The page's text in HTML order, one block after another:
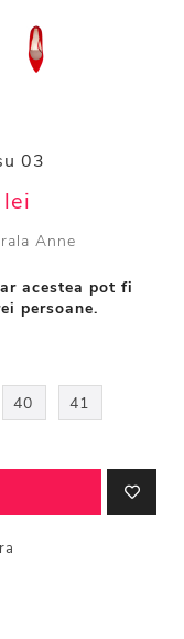
03
Anne
acestea pot fi
persoane.
40 41